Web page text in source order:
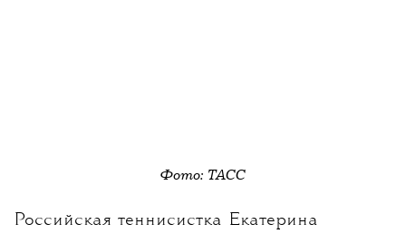
Фото: ТАСС
Российская теннисистка Екатерина